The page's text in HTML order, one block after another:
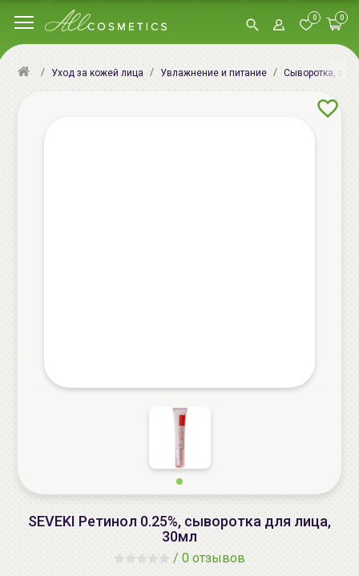
0 0
Уход за кожей лица Увлажнение и питание Сыворотка,
SEVEKI Ретинол 0.25%, сыворотка для лица,
30мл
/ 0 отзывов